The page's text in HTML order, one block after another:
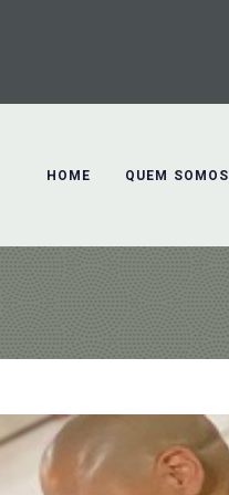
HOME QUEM SOMOS